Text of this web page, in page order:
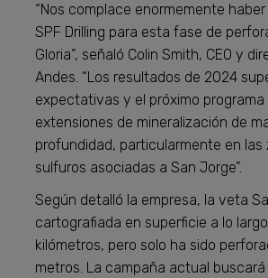
“Nos complace enormemente
SPF Drilling para esta fase de
Gloria”, señaló Colin Smith, CEO y
Andes. “Los resultados de 2024
expectativas y el próximo programa
extensiones de mineralización de
profundidad, particularmente en las
sulfuros asociadas a San Jorge”.
Según detalló la empresa, la veta
cartografiada en superficie a lo
kilómetros, pero solo ha sido
metros. La campaña actual